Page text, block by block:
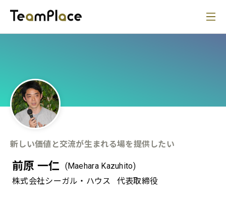
新しい価値と交流が生まれる場を提供したい
前原 一仁
(Maehara Kazuhito)
株式会社シーガル・ハウス
代表取締役